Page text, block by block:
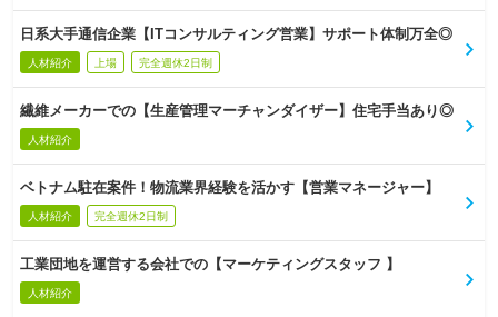
日系大手通信企業【ITコンサルティング営業】サポート体制万全◎
人材紹介 上場 完全週休2日制
繊維メーカーでの【生産管理マーチャンダイザー】住宅手当あり◎
人材紹介
ベトナム駐在案件！物流業界経験を活かす【営業マネージャー】
人材紹介 完全週休2日制
工業団地を運営する会社での【マーケティングスタッフ 】
人材紹介